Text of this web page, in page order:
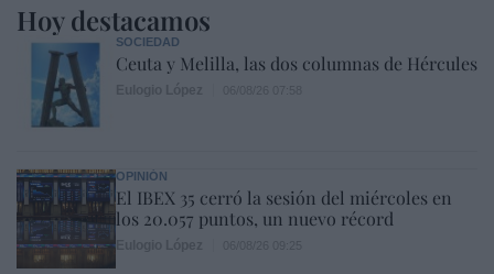
Hoy destacamos
SOCIEDAD
Ceuta y Melilla, las dos columnas de Hércules
OPINIÓN
El IBEX 35 cerró la sesión del miércoles en
los 20.057 puntos, un nuevo récord